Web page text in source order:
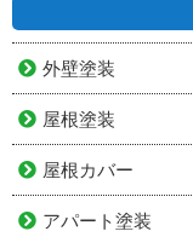
外壁塗装
屋根塗装
屋根カバー
アパート塗装